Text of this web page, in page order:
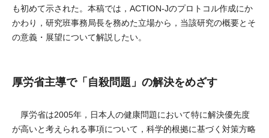
も初めて示された。本稿では，ACTION-Jのプロトコル作成にか
かわり，研究班事務局長を務めた立場から，当該研究の概要とそ
の意義・展望について解説したい。
厚労省主導で「自殺問題」の解決をめざす
厚労省は2005年，日本人の健康問題において特に解決優先度
が高いと考えられる事項について，科学的根拠に基づく対策方略